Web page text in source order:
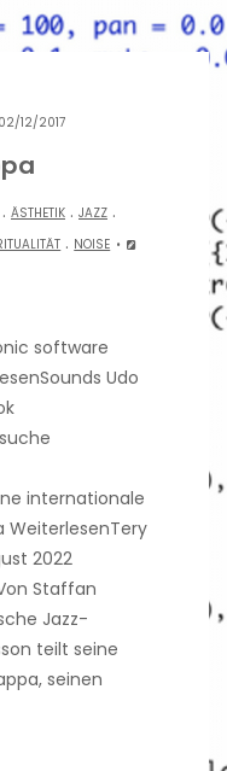
12/2017
. ÄSTHETIK . JAZZ .
. NOISE
software
Udo
internationale
WeiterlesenTery
2022
Staffan
Jazz-
teilt seine
seinen